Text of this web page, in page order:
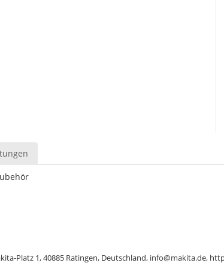
Platz 1, 40885 Ratingen, Deutschland, info@makita.de,